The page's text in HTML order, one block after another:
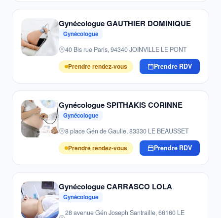
Gynécologue GAUTHIER DOMINIQUE
Gynécologue
40 Bis rue Paris, 94340 JOINVILLE LE PONT
Prendre rendez-vous
Prendre RDV
Gynécologue SPITHAKIS CORINNE
Gynécologue
8 place Gén de Gaulle, 83330 LE BEAUSSET
Prendre rendez-vous
Prendre RDV
Gynécologue CARRASCO LOLA
Gynécologue
28 avenue Gén Joseph Santraille, 66160 LE